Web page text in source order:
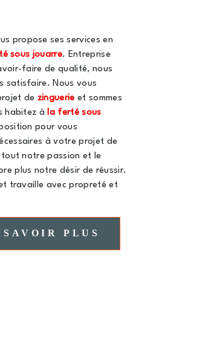
propose ses services en
sous jouarre. Entreprise
faire de qualité, nous
satisfaire. Nous vous
de zinguerie et sommes
habitez àla ferté sous
pour vous
à votre projet de
notre passion et le
plus notre désir de réussir.
travaille avec propreté et
SAVOIR PLUS